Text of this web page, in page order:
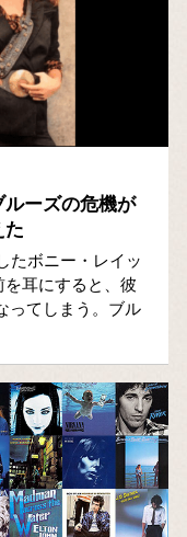
ーズの危機が
た
たボニー・レイッ
耳にすると、彼
ってしまう。ブル